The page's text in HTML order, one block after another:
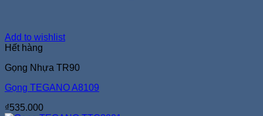
Add to wishlist
Hết hàng
Gọng Nhựa TR90
Gọng TEGANO A8109
₫535.000